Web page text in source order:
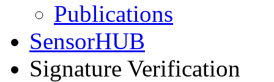
Publications
SensorHUB
Signature Verification